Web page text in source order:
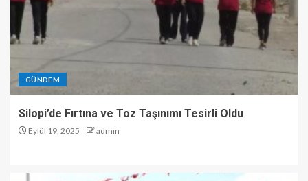
GÜNDEM
Silopi’de Fırtına ve Toz Taşınımı Tesirli Oldu
Eylül 19, 2025 admin